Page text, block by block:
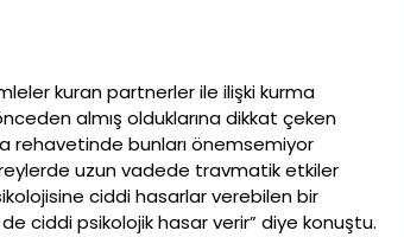
kuran partnerler ile ilişki kurma
almış olduklarına dikkat çeken
rehavetinde bunları önemsemiyor
uzun vadede travmatik etkiler
ciddi hasarlar verebilen bir
ciddi psikolojik hasar verir” diye konuştu.